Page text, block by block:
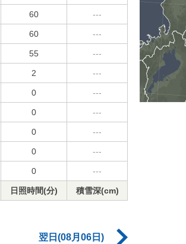
60 ---
60 ---
55 ---
2 ---
0 ---
0 ---
0 ---
0 ---
0 ---
日照時間(分) 積雪深(cm)
翌日(08月06日)